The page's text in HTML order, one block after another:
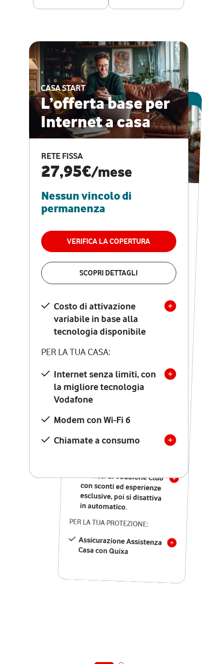
CASA START
L’offerta base per
Internet a casa
RETE FISSA
27,95€/mese
Nessun vincolo di
permanenza
VERIFICA LA COPERTURA
SCOPRI DETTAGLI
Costo di attivazione
variabile in base alla
tecnologia disponibile
PER LA TUA CASA:
Internet senza limiti, con
la migliore tecnologia
Vodafone
Modem con Wi-Fi 6
Chiamate a consumo
ESCLUSIVA ONLINE
CASA PRO
Internet veloce e
vantaggi speciali
RETE FISSA + VODAFONE CLUB
29,95€
permanenza
VERIFICA LA COPERTURA
Costo di attivazione
variabile in base alla
tecnologia disponibile
PER LA TUA CASA:
Internet senza limiti, con
la migliore tecnologia
Vodafone
Modem Seven con Wi-Fi 7
Chiamate illimitate verso
numeri fissi e mobili
nazionali
12 mesi di Vodafone Club
con sconti ed esperienze
esclusive, poi si disattiva
in automatico.
PER LA TUA PROTEZIONE:
Assicurazione Assistenza
Casa con Quixa